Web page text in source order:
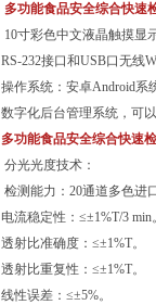
多功能食品安全综合快速
10寸彩色中文液晶触摸显
RS-232接口和USB口无线
操作系统：安卓Android系
数字化后台管理系统，可
多功能食品安全综合快速
分光光度技术：
检测能力：20通道多色进
电流稳定性：≤±1%T/3 min
透射比准确度：≤±1%T。
透射比重复性：≤±1%T。
线性误差：≤±5%。